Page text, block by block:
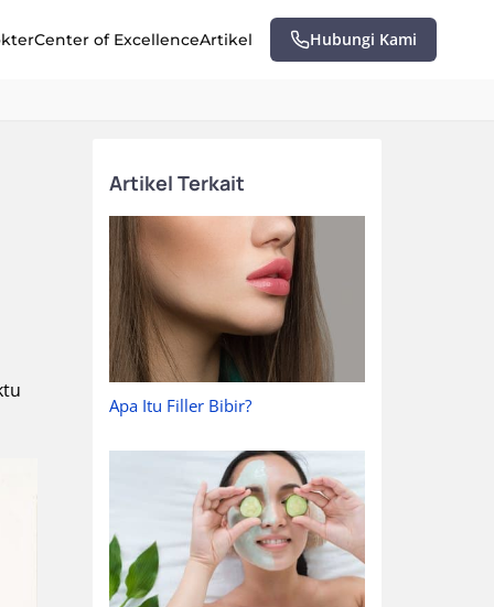
Center of ExcellenceArtikel Hubungi Kami
Artikel Terkait
Apa Itu Filler Bibir?